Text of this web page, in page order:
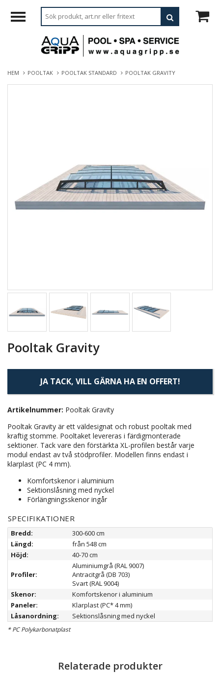
HEM POOLTAK POOLTAK STANDARD POOLTAK GRAVITY
Pooltak Gravity
JA TACK, VILL GÄRNA HA EN OFFERT!
Artikelnummer: Pooltak Gravity
Pooltak Gravity är ett väldesignat och robust pooltak med
kraftig stomme. Pooltaket levereras i färdigmonterade
sektioner. Tack vare den förstärkta XL-profilen består varje
modul endast av två stödprofiler. Modellen finns endast i
klarplast (PC 4 mm).
Komfortskenor i aluminium
Sektionslåsning med nyckel
Förlängningsskenor ingår
SPECIFIKATIONER
Bredd:
300-600 cm
Längd:
från 548 cm
Höjd:
40-70 cm
Profiler:
Aluminiumgrå (RAL 9007)
Antracitgrå (DB 703)
Svart (RAL 9004)
Skenor:
Komfortskenor i aluminium
Paneler:
Klarplast (PC* 4 mm)
Låsanordning:
Sektionslåsning med nyckel
* PC Polykarbonatplast
Relaterade produkter